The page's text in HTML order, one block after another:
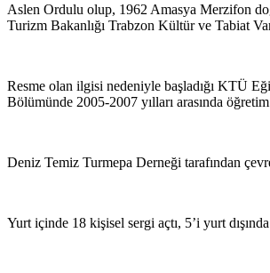
Aslen Ordulu olup, 1962 Amasya Merzifon
Turizm Bakanlığı Trabzon Kültür ve Tabiat
Resme olan ilgisi nedeniyle başladığı KTÜ
Bölümünde 2005-2007 yılları arasında
Deniz Temiz Turmepa Derneği tarafından
Yurt içinde 18 kişisel sergi açtı, 5’i yurt